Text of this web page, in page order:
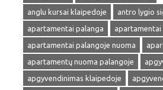
anglu kursai klaipedoje
antro lygio
apartamentai palanga
apartamentai
apartamentai palangoje nuoma
apartamentų nuoma palangoje
apgyvendinimas klaipedoje